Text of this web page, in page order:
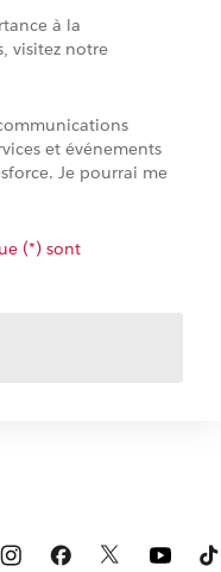
à la
visitez notre
et événements
Je pourrai me
(*) sont